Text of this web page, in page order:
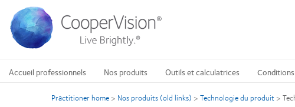
contenu
principal
Accueil professionnels Nos produits Outils et calculatrices
Practitioner home > Nos produits (old links) > Technologie du produit >